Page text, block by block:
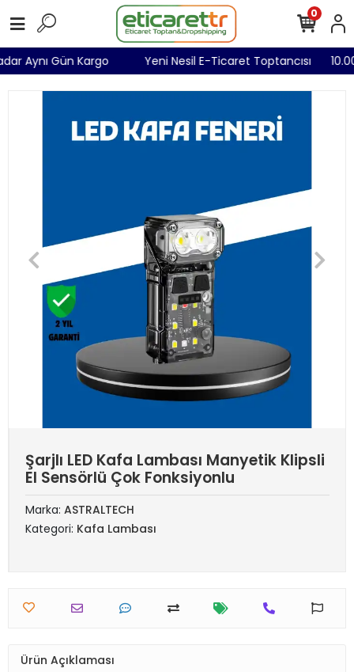
Aynı Gün Kargo Yeni Nesil E-Ticaret Toptancısı
0
Şarjlı LED Kafa Lambası Manyetik Klipsli
El Sensörlü Çok Fonksiyonlu
Marka: ASTRALTECH
Kategori: Kafa Lambası
Ürün Açıklaması